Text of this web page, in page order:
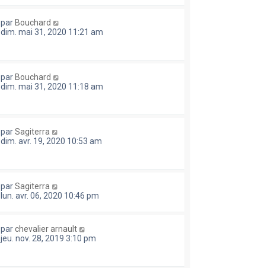
par Bouchard
dim. mai 31, 2020 11:21 am
par Bouchard
dim. mai 31, 2020 11:18 am
parSagiterra
dim. avr. 19, 2020 10:53 am
parSagiterra
lun. avr. 06, 2020 10:46 pm
parchevalier arnault
jeu. nov. 28, 2019 3:10 pm